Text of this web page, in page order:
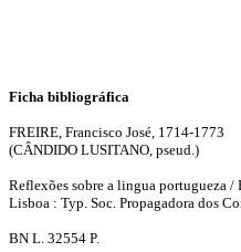
Ficha bibliográfica
FREIRE, Francisco José, 1714-1773
(CÂNDIDO LUSITANO, pseud.)
Reflexões sobre a lingua portugueza /
Lisboa : Typ. Soc. Propagadora dos
BN L. 32554 P.